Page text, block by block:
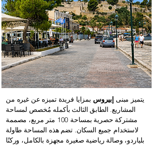
يتميز مبنىإبيروس بمزايا فريدة تميزه عن غيره من
المشاريع. الطابق الثالث بأكمله مُخصص لمساحة
مشتركة حصرية بمساحة 100 متر مربع، مصممة
لاستخدام جميع السكان. تضم هذه المساحة طاولة
بلياردو، وصالة رياضية صغيرة مجهزة بالكامل، وركنًا